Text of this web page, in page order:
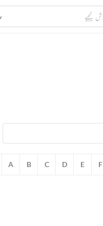
A B C D E F